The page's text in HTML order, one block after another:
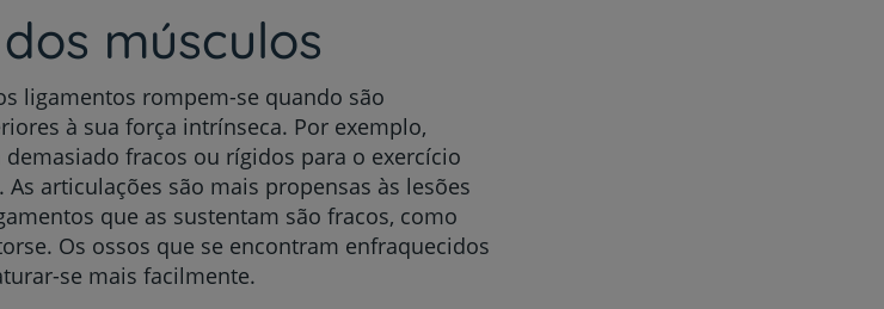
e bem-estar
Áreas da Saúde
músculos
ligamentos rompem-se quando são
à sua força intrínseca. Por exemplo,
fracos ou rígidos para o exercício
articulações são mais propensas às lesões
que as sustentam são fracos, como
Os ossos que se encontram enfraquecidos
se mais facilmente.